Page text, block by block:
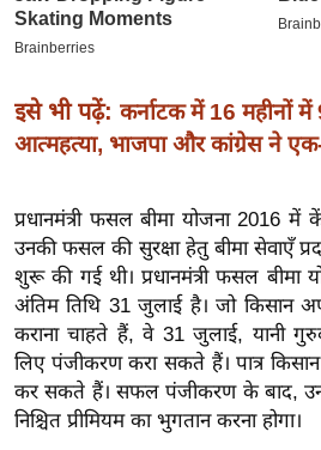
र
मि
ल
मि
सा
ल
श
ख्सि
य
त
इसे भी पढ़ें: कर्नाटक में 16 महीनों
आत्महत्या, भाजपा और कांग्रेस ने
प्रधानमंत्री फसल बीमा योजना 2016 में
उनकी फसल की सुरक्षा हेतु बीमा सेवाएँ
शुरू की गई थी। प्रधानमंत्री फसल
अंतिम तिथि 31 जुलाई है। जो किसान
कराना चाहते हैं, वे 31 जुलाई, यानी
लिए पंजीकरण करा सकते हैं। पात्र
कर सकते हैं। सफल पंजीकरण के बाद,
निश्चित प्रीमियम का भुगतान करना होगा।